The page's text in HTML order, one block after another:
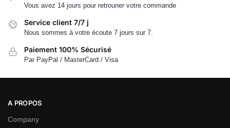
Vous avez 14 jours pour retrouner votre commande
Service client 7/7 j
Nous sommes à votre écoute 7 jours sur 7.
Paiement 100% Sécurisé
Par PayPal / MasterCard / Visa
A PROPOS
Company